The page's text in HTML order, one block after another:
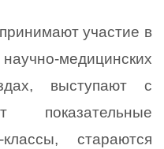
участие в
медицинских
выступают с
показательные
стараются